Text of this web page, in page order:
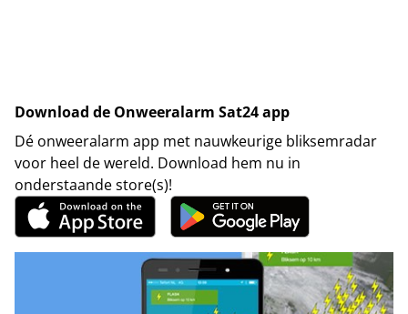
Download de Onweeralarm Sat24 app
Dé onweeralarm app met nauwkeurige bliksemradar
voor heel de wereld. Download hem nu in
onderstaande store(s)!